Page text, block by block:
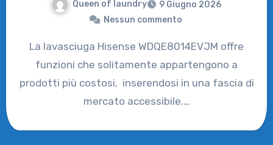
Queen of laundry
9 Giugno 2026
Nessun commento
La lavasciuga Hisense WDQE8014EVJM offre
funzioni che solitamente appartengono a
prodotti più costosi, inserendosi in una fascia di
mercato accessibile.…